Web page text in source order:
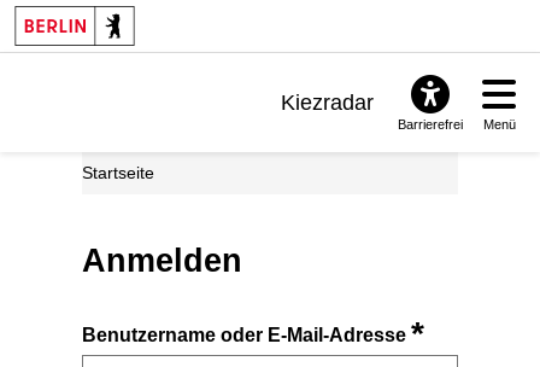
Kiezradar
Barrierefrei Menü
Startseite
Anmelden
Benutzername oder E-Mail-Adresse*